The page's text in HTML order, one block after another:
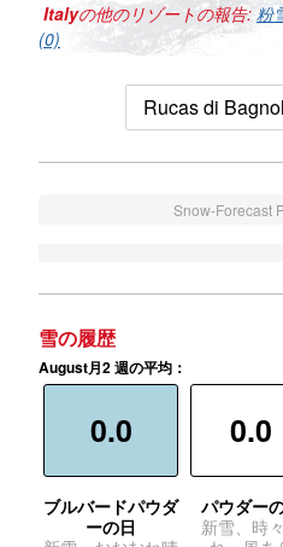
Italyの他のリゾートの報告: 粉
(0)
Rucas di
Snow-Forecast
雪の履歴
August月2 週の平均：
0.0
ブルバードパウダ
ーの日
0.0
パウダー
新雪、時